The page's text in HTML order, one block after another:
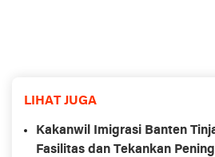
LIHAT JUGA
Kakanwil Imigrasi Banten
Fasilitas dan Tekankan Peningkatan